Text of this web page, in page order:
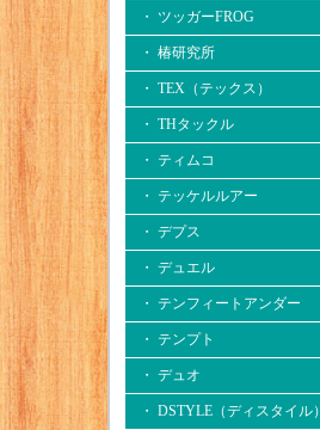
・ ツッガーFROG
・ 椿研究所
・ TEX（テックス）
・ THタックル
・ ティムコ
・ テッケルルアー
・ デプス
・ デュエル
・ テンフィートアンダー
・ テンプト
・ デュオ
・ DSTYLE（ディスタイル）